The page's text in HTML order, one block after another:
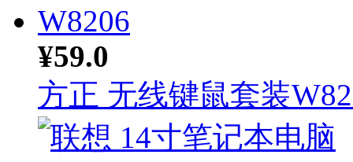
¥59.0
方正 无线键鼠套装